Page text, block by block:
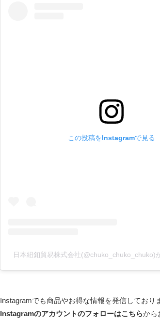
この投稿をInstagramで見る
日本紐釦貿易株式会社(@chuko_chuko_chuko)
Instagramでも商品やお得な情報を発信しており
Instagramのアカウントのフォローはこちらから